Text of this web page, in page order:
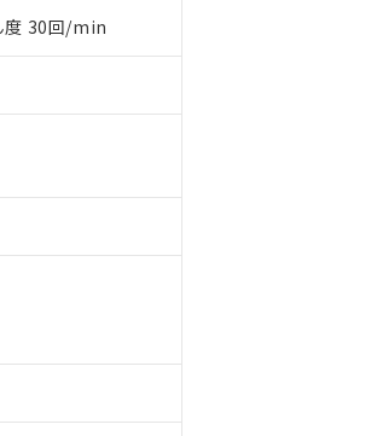
30回/min
三者に漏洩または開示しないようお願いしま
て"
あります。
って非含有を証明するものではありません。
応完了までの期間は出荷製品に未対応品が
特段のことがない限り、2022年1月12日よ
輸出するおそれがある場合は、取り引きをい